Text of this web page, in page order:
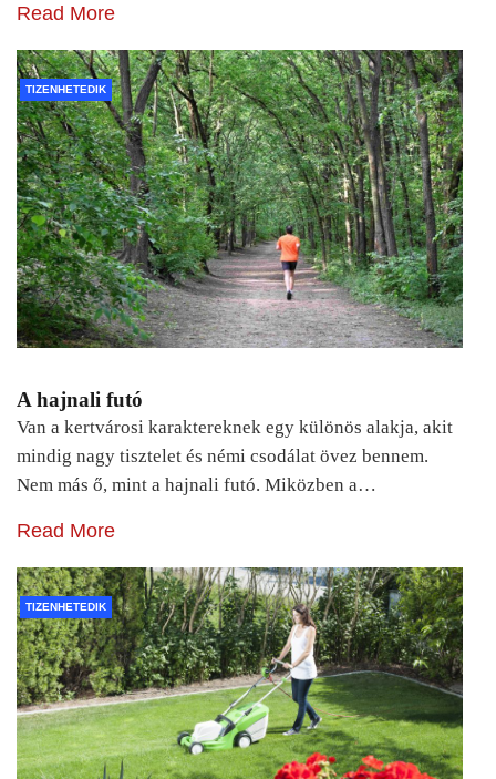
Read More
TIZENHETEDIK
A hajnali futó
Van a kertvárosi karaktereknek egy különös alakja, akit
mindig nagy tisztelet és némi csodálat övez bennem.
Nem más ő, mint a hajnali futó. Miközben a…
Read More
TIZENHETEDIK